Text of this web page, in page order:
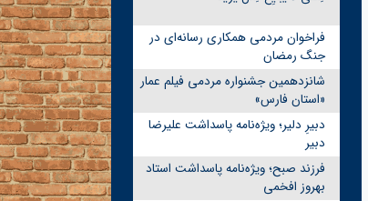
فراخوان مردمی همکاری رسانه‌ای در
جنگ رمضان
شانزدهمین جشنواره مردمی فیلم عمار
«استان فارس»
دبیرِ دلیر؛ ویژه‌نامه پاسداشت علیرضا
دبیر
فرزند صبح؛ ویژه‌نامه پاسداشت استاد
بهروز افخمی